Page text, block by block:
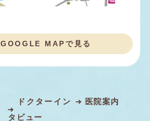
GOOGLE MAPで見る
ドクターイン
タビュー
医院案内